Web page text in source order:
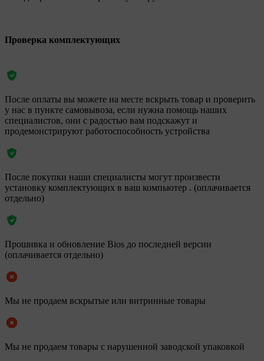
Проверка комплектующих
После оплаты вы можете на месте вскрыть товар и проверить
у нас в пункте самовывоза, если нужна помощь наших
специалистов, они с радостью вам подскажут и
продемонстрируют работоспособность устройства
После покупки наши специалисты могут произвести
установку комплектующих в ваш компьютер . (оплачивается
отдельно)
Прошивка и обновление Bios до последней версии
(оплачивается отдельно)
Мы не продаем вскрытые или витринные товары
Мы не продаем товары с нарушенной заводской упаковкой